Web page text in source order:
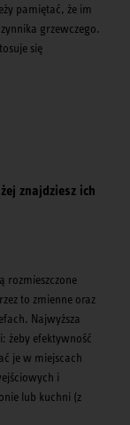
pamiętać, że im
grzewczego.
się
znajdziesz ich
rozmieszczone
to zmienne oraz
Najwyższa
żeby efektywność
je w miejscach
i
lub kuchni (z